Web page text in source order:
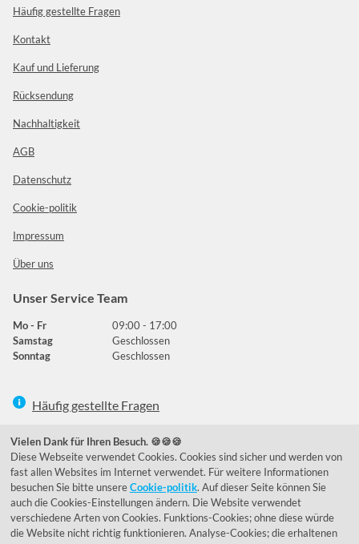
Häufig gestellte Fragen
Kontakt
Kauf und Lieferung
Rücksendung
Nachhaltigkeit
AGB
Datenschutz
Cookie-politik
Impressum
Über uns
Unser Service Team
Mo - Fr
09:00 - 17:00
Samstag
Geschlossen
Sonntag
Geschlossen
Häufig gestellte Fragen
039292 - 678215
de@lumidora.com
FacebookInstagram
Vielen Dank für Ihren Besuch. 🍪🍪🍪
Diese Webseite verwendet Cookies. Cookies sind sicher und werden von
fast allen Websites im Internet verwendet. Für weitere Informationen
besuchen Sie bitte unsereCookie-politik. Auf dieser Seite können Sie
auch die Cookies-Einstellungen ändern. Die Website verwendet
verschiedene Arten von Cookies. Funktions-Cookies; ohne diese würde
die Website nicht richtig funktionieren. Analyse-Cookies; die erhaltenen